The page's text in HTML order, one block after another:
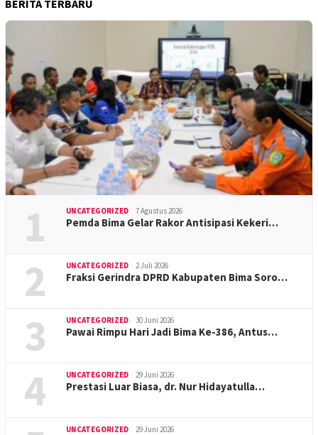
BERITA TERBARU
1 UNCATEGORIZED 7 Agustus 2026
Pemda Bima Gelar Rakor Antisipasi Kekeri…
2 UNCATEGORIZED 2 Juli 2026
Fraksi Gerindra DPRD Kabupaten Bima Soro…
3 UNCATEGORIZED 30 Juni 2026
Pawai Rimpu Hari Jadi Bima Ke-386, Antus…
4 UNCATEGORIZED 29 Juni 2026
Prestasi Luar Biasa, dr. Nur Hidayatulla…
UNCATEGORIZED 29 Juni 2026